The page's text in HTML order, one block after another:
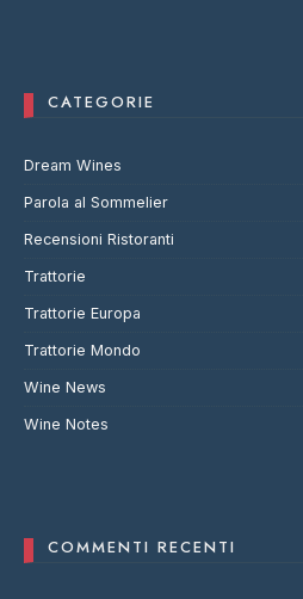
CATEGORIE
Dream Wines
Parola al Sommelier
Recensioni Ristoranti
Trattorie
Trattorie Europa
Trattorie Mondo
Wine News
Wine Notes
COMMENTI RECENTI